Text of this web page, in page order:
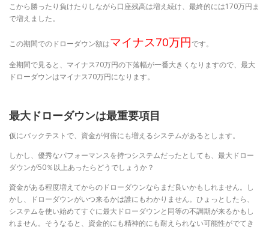
こから勝ったり負けたりしながら口座残高は増え続け、最終的には170万円ま
で増えました。
この期間でのドローダウン額はマイナス70万円です。
全期間で見ると、マイナス70万円の下落幅が一番大きくなりますので、最大
ドローダウンはマイナス70万円になります。
最大ドローダウンは最重要項目
仮にバックテストで、資金が何倍にも増えるシステムがあるとします。
しかし、優秀なパフォーマンスを持つシステムだったとしても、最大ドロー
ダウンが50％以上あったらどうでしょうか？
資金がある程度増えてからのドローダウンならまだ良いかもしれません。し
かし、ドローダウンがいつ来るかは誰にもわかりません。ひょっとしたら、
システムを使い始めてすぐに最大ドローダウンと同等の不調期が来るかもし
れません。そうなると、資金的にも精神的にも耐えられない可能性がでてき